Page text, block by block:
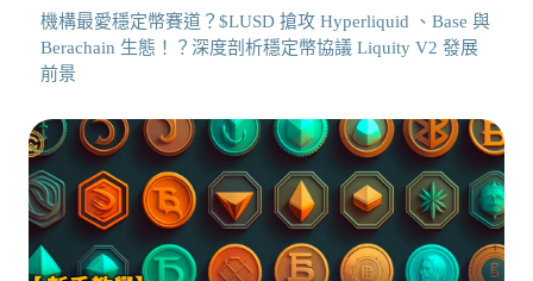
機構最愛穩定幣賽道？$LUSD 搶攻 Hyperliquid 、Base 與
Berachain 生態！？深度剖析穩定幣協議 Liquity V2 發展
前景